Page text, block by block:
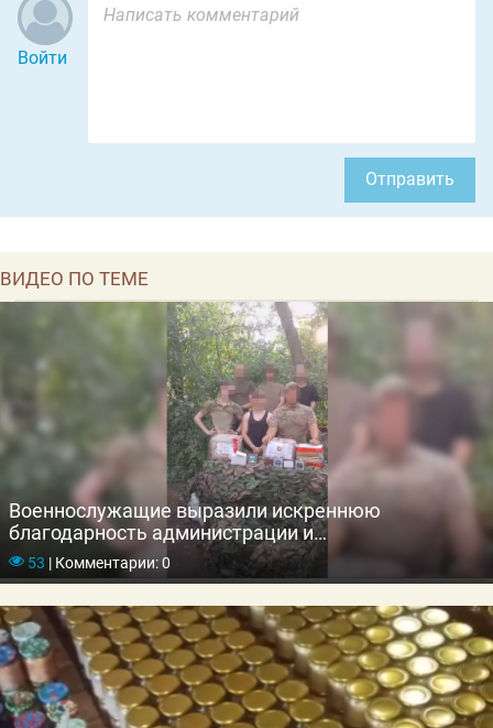
Войти
Отправить
ВИДЕО ПО ТЕМЕ
Военнослужащие выразили искреннюю
благодарность администрации и
предпринимателям Гусь-Хрустального района
53 |Комментарии: 0